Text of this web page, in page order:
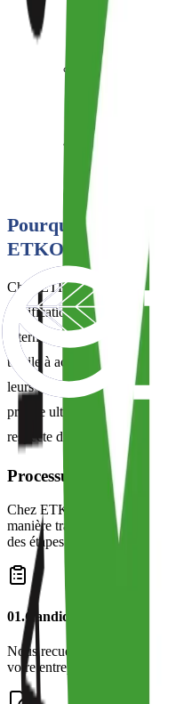
fondamentales
Travail (OIT).
Le travail des
des conditions
obligatoires.
Des salaires
et la liberté
Pourquoi Choisir la
ETKO ?
Chez ETKO, nous proposons
certification indépendants,
international. Notre objectif
textile à accroître leur
leurs objectifs de
preuve ultime que votre
respecte des normes de
Processus de candidature
Chez ETKO, nous gérons
manière transparente, rapide et
des étapes suivantes :
01.Candidature et échange
Nous recueillons des
votre entreprise et vos